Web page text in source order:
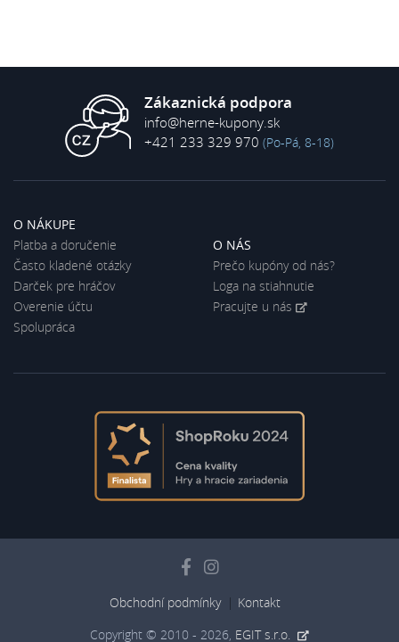
Zákaznická podpora
info@herne-kupony.sk
+421 233 329 970 (Po-Pá, 8-18)
O NÁKUPE
Platba a doručenie
Často kladené otázky
Darček pre hráčov
Overenie účtu
Spolupráca
O NÁS
Prečo kupóny od nás?
Loga na stiahnutie
Pracujte u nás
Obchodní podmínky Kontakt
Copyright © 2010 - 2026, EGIT s.r.o.